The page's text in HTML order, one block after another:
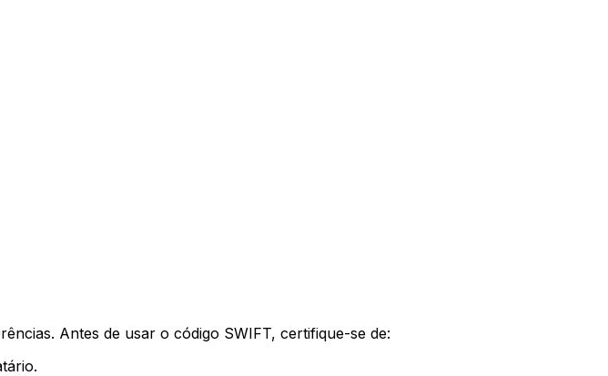
Antes de usar o código SWIFT, certifique-se de: